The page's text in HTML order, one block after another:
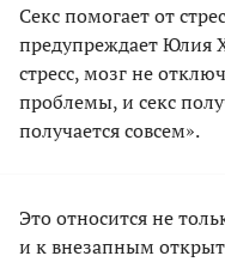
Секс помогает от
предупреждает Юлия
стресс, мозг не
проблемы, и секс
получается совсем».
Это относится не
и к внезапным